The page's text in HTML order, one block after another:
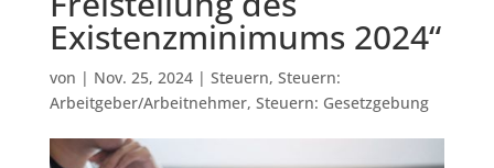
Existenzminimums 2024“
von | Nov. 25, 2024| Steuern, Steuern:
Arbeitgeber/Arbeitnehmer, Steuern: Gesetzgebung